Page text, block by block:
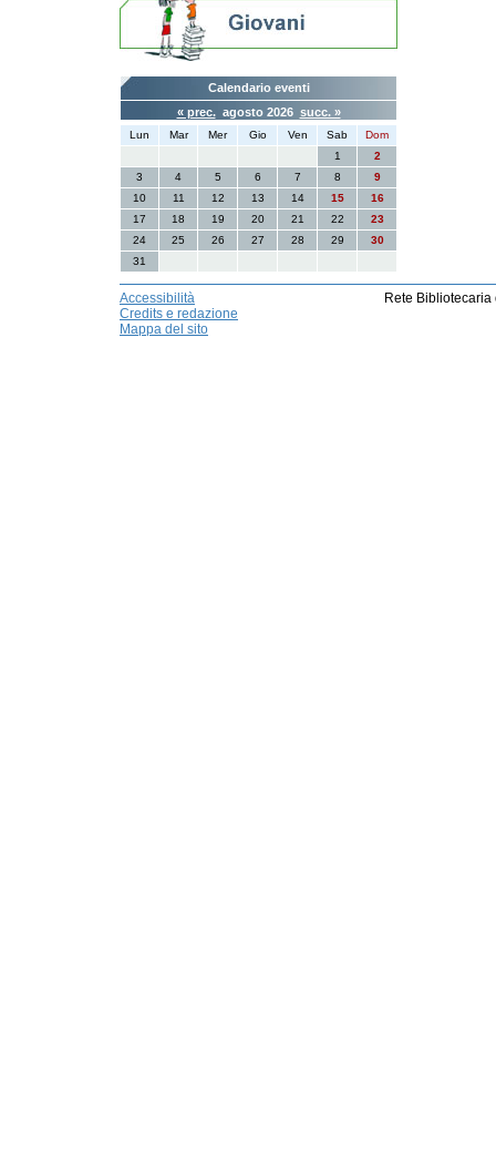
Calendario eventi
« prec.agosto 2026 succ. »
Lun Mar Mer Gio Ven Sab
Dom
1
2
3
4 5 6 7 8
9
10
11 12 13 14 15
16
17
18 19 20 21 22
23
24
25 26 27 28 29
30
31
Accessibilità
Credits e redazione
Mappa del sito
Rete